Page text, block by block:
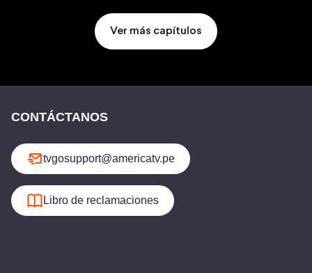
Ver más capítulos
CONTÁCTANOS
tvgosupport@americatv.pe
Libro de reclamaciones